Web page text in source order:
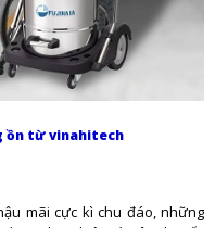
ồn từ vinahitech
mãi cực kì chu đáo, những